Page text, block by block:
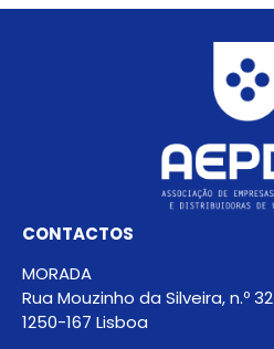
CONTACTOS
MORADA
Rua Mouzinho da Silveira, n.º 32
1250-167 Lisboa